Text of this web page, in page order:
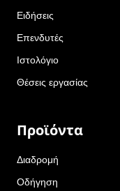
Ειδήσεις
Επενδυτές
Ιστολόγιο
Θέσεις εργασίας
Προϊόντα
Διαδρομή
Οδήγηση